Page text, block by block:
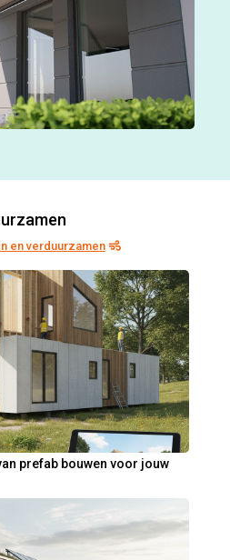
en verduurzamen
prefab bouwen voor jouw